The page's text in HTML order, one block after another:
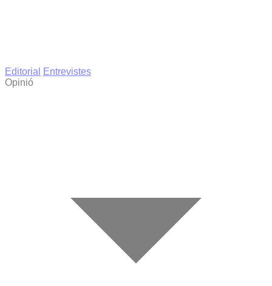
Editorial
Entrevistes
Opinió